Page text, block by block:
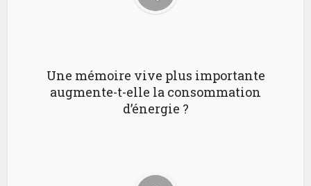
Une mémoire vive plus importante
augmente-t-elle la consommation
d’énergie ?